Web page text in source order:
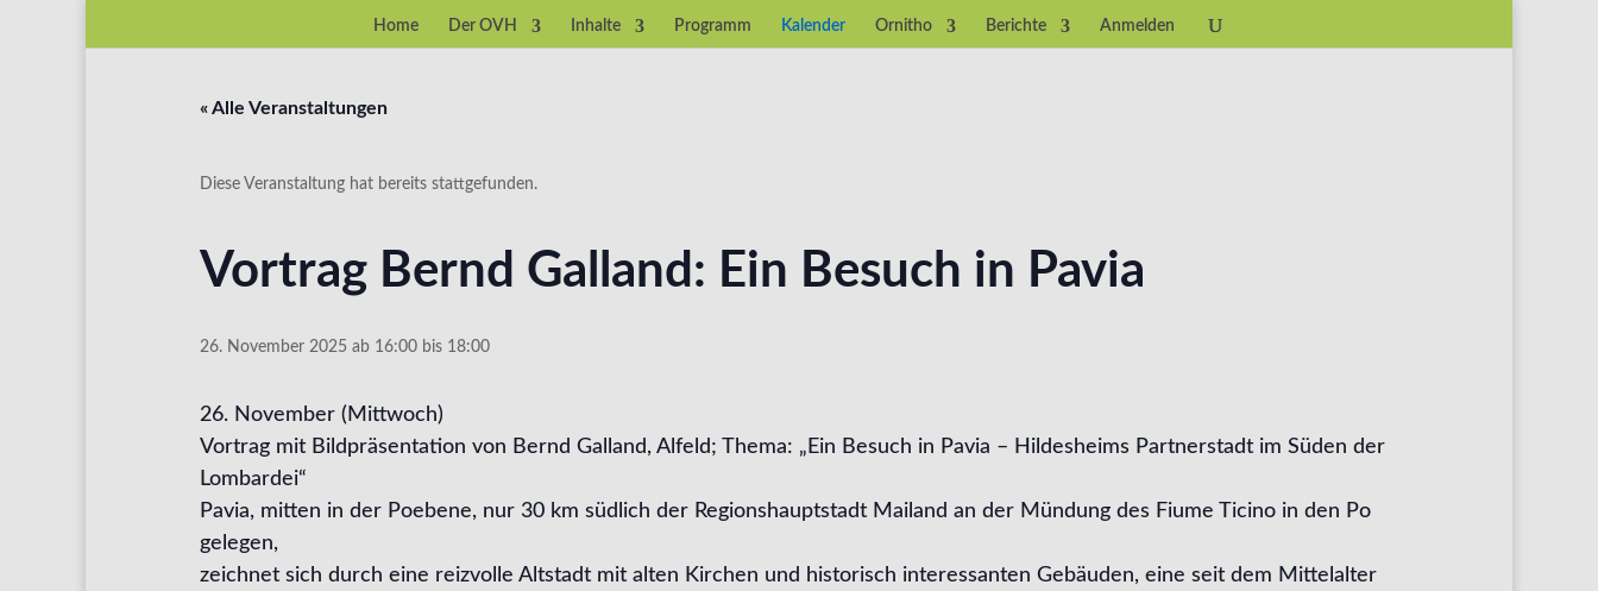
Home Der OVH Inhalte Programm Kalender Ornitho Berichte Anmelden
« Alle Veranstaltungen
Diese Veranstaltung hat bereits stattgefunden.
Vortrag Bernd Galland: Ein Besuch in Pavia
26. November 2025 ab 16:00 bis 18:00
26. November (Mittwoch)
Vortrag mit Bildpräsentation von Bernd Galland, Alfeld; Thema: „Ein Besuch in Pavia – Hildesheims Partnerstadt im Süden der
Lombardei“
Pavia, mitten in der Poebene, nur 30 km südlich der Regionshauptstadt Mailand an der Mündung des Fiume Ticino in den Po
gelegen,
zeichnet sich durch eine reizvolle Altstadt mit alten Kirchen und historisch interessanten Gebäuden, eine seit dem Mittelalter